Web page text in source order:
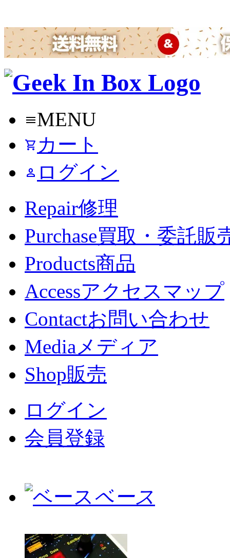
menuMENU
shopping_cart カート
person ログイン
Repair修理
Purchase買取・委託販
Products商品
Accessアクセスマップ
Contactお問い合わせ
Mediaメディア
Shop販売
ログイン
会員登録
ベース